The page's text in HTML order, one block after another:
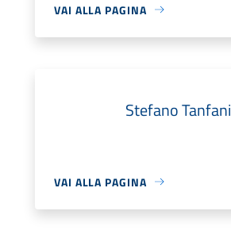
VAI ALLA PAGINA
Stefano Tanfani
VAI ALLA PAGINA